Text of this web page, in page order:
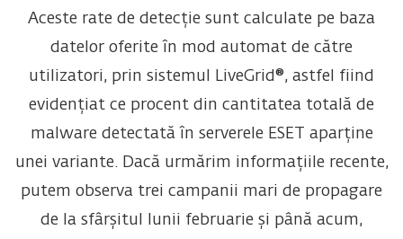
Aceste rate de detecție sunt calculate pe baza
datelor oferite în mod automat de către
utilizatori, prin sistemul LiveGrid®, astfel fiind
evidențiat ce procent din cantitatea totală de
malware detectată în serverele ESET aparține
unei variante. Dacă urmărim informațiile recente,
putem observa trei campanii mari de propagare
de la sfârșitul lunii februarie și până acum,